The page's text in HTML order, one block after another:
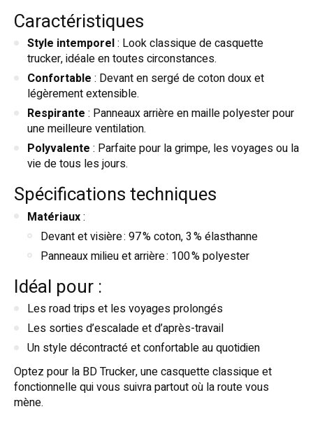
Caractéristiques
Style intemporel: Look classique de casquette
trucker, idéale en toutes circonstances.
Confortable : Devant en sergé de coton doux et
légèrement extensible.
Respirante : Panneaux arrière en maille polyester pour
une meilleure ventilation.
Polyvalente : Parfaite pour la grimpe, les voyages ou la
vie de tous les jours.
Spécifications techniques
Matériaux:
Devant et visière : 97 % coton, 3 % élasthanne
Panneaux milieu et arrière : 100 % polyester
Idéal pour :
Les road trips et les voyages prolongés
Les sorties d’escalade et d’après-travail
Un style décontracté et confortable au quotidien
Optez pour la BD Trucker, une casquette classique et
fonctionnelle qui vous suivra partout où la route vous
mène.